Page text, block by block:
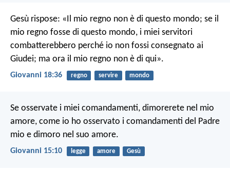
Gesù rispose: «Il mio regno non è di questo mondo; se il
mio regno fosse di questo mondo, i miei servitori
combatterebbero perché io non fossi consegnato ai
Giudei; ma ora il mio regno non è di qui».
Giovanni 18:36 regno servire mondo
Se osservate i miei comandamenti, dimorerete nel mio
amore, come io ho osservato i comandamenti del Padre
mio e dimoro nel suo amore.
Giovanni 15:10 legge amore Gesù